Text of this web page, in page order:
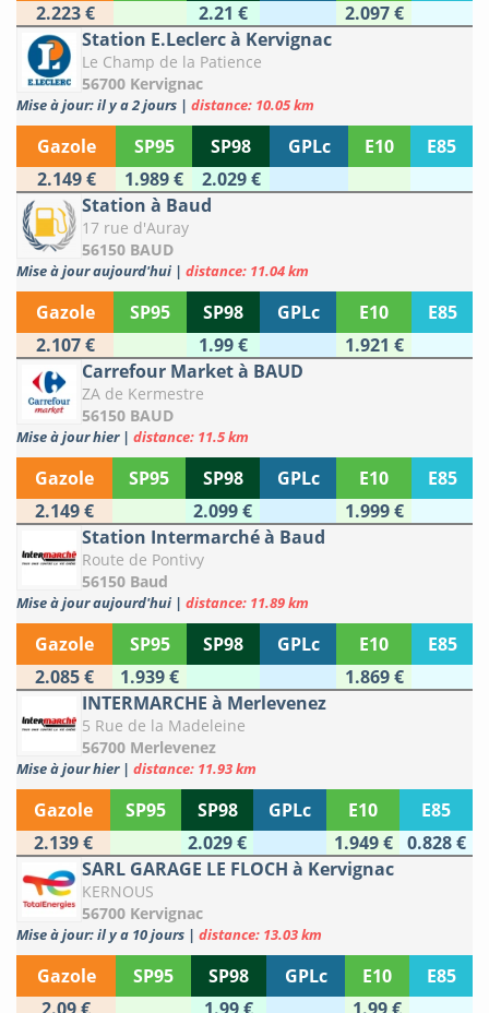
2.223 €
2.21 €
2.097 €
Station E.Leclerc à Kervignac
Le Champ de la Patience
56700 Kervignac
Mise à jour: il y a 2 jours | distance: 10.05 km
Gazole SP95 SP98 GPLc E10
E85
2.149 €
1.989 €
2.029 €
Station à Baud
17 rue d'Auray
56150 BAUD
Mise à jour aujourd'hui | distance: 11.04 km
Gazole SP95 SP98 GPLc E10
E85
2.107 €
1.99 €
1.921 €
Carrefour Market à BAUD
ZA de Kermestre
56150 BAUD
Mise à jour hier | distance: 11.5 km
Gazole SP95 SP98 GPLc E10
E85
2.149 €
2.099 €
1.999 €
Station Intermarché à Baud
Route de Pontivy
56150 Baud
Mise à jour aujourd'hui | distance: 11.89 km
Gazole SP95 SP98 GPLc E10
E85
2.085 €
1.939 €
1.869 €
INTERMARCHE à Merlevenez
5 Rue de la Madeleine
56700 Merlevenez
Mise à jour hier | distance: 11.93 km
Gazole SP95 SP98 GPLc E10
E85
2.139 €
2.029 € 1.949 €
0.828 €
SARL GARAGE LE FLOCH à Kervignac
KERNOUS
56700 Kervignac
Mise à jour: il y a 10 jours | distance: 13.03 km
Gazole SP95 SP98 GPLc E10
E85